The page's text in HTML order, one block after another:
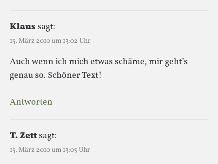
Klaussagt:
15. März 2010 um 13:02 Uhr
Auch wenn ich mich etwas schäme, mir geht’s
genau so. Schöner Text!
Antworten
T. Zettsagt:
15. März 2010 um 13:05 Uhr